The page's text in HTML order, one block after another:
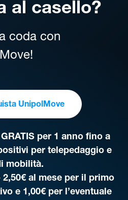
al casello?
coda con
UnipolMove
per 1 anno fino a
per telepedaggio e
mobilità.
2,50€ al mese per il primo
e 1,00€ per l’eventuale